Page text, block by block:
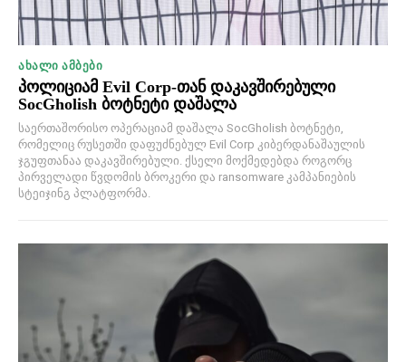
ᲐᲮᲐᲚᲘ ᲐᲛᲑᲔᲑᲘ
პოლიციამ Evil Corp-თან დაკავშირებული
SocGholish ბოტნეტი დაშალა
საერთაშორისო ოპერაციამ დაშალა SocGholish ბოტნეტი,
რომელიც რუსეთში დაფუძნებულ Evil Corp კიბერდანაშაულის
ჯგუფთანაა დაკავშირებული. ქსელი მოქმედებდა როგორც
პირველადი წვდომის ბროკერი და ransomware კამპანიების
სტეიჯინგ პლატფორმა.